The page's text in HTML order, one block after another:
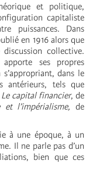
et politique,
capitaliste
puissances. Dans
en 1916 alors que
collective.
ses propres
dans le
antérieurs, tels que
Le capital financier, de
et l’impérialisme, de
à une époque, à un
Il ne parle pas d’un
bien que ces